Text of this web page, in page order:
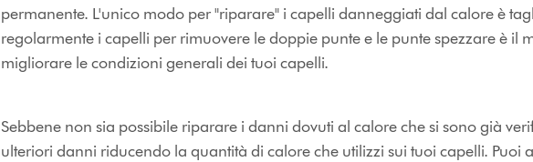
permanente. L'unico modo per "riparare" i capelli danneggiati dal calore è
regolarmente i capelli per rimuovere le doppie punte e le punte spezzare è il
migliorare le condizioni generali dei tuoi capelli.
Sebbene non sia possibile riparare i danni dovuti al calore che si sono già
ulteriori danni riducendo la quantità di calore che utilizzi sui tuoi capelli. Puoi